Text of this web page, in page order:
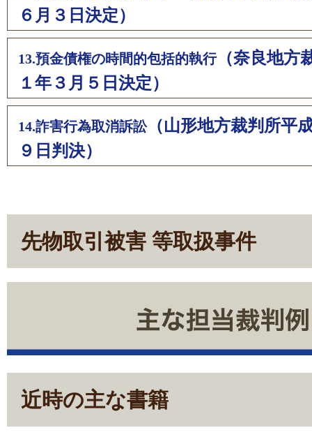
６月３日決定）
13.預金債権の時間的包括的執行（奈良地方
１年３月５日決定）
14.詐害行為取消訴訟（山形地方裁判所平
９日判決）
先物取引被害 等取扱事件
近時の主な書籍